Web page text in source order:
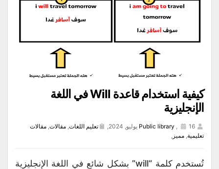
كيفية استخدام قاعدة Will في اللغة
الإنجليزية
Public library , 16 يوليو, 2024, تعليم اللغات, مقالات, مقالات
تعليمية, مميز ,
تُستخدم كلمة “will” بشكل شائع في اللغة الإنجليزية